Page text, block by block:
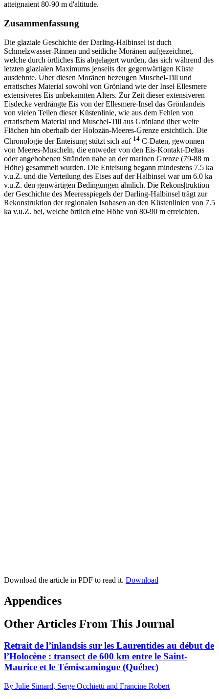
atteignaient 80-90 m d'altitude.
Zusammenfassung
Die glaziale Geschichte der Darling-Halbinsel ist duch
Schmelzwasser-Rinnen und seitliche Moränen aufgezeichnet,
welche durch örtliches Eis abgelagert wurden, das sich während des
letzten glazialen Maximums jenseits der gegenwärtigen Küste
ausdehnte. Über diesen Moränen bezeugen Muschel-Till und
erratisches Material sowohl von Grönland wie der Insel Ellesmere
extensiveres Eis unbekannten Alters. Zur Zeit dieser extensiveren
Eisdecke verdrängte Eis von der Ellesmere-Insel das Grönlandeis
von vielen Teilen dieser Küstenlinie, wie aus dem Fehlen von
erratischem Material und Muschel-Till aus Grönland über weite
Flächen hin oberhalb der Holozän-Meeres-Grenze ersichtlich. Die
Chronologie der Enteisung stützt sich auf 14 C-Daten, gewonnen
von Meeres-Muscheln, die entweder von den Eis-Kontakt-Deltas
oder angehobenen Stränden nahe an der marinen Grenze (79-88 m
Höhe) gesammelt wurden. Die Enteisung begann mindestens 7.5 ka
v.u.Z. und die Verteilung des Eises auf der Halbinsel war um 6.0 ka
v.u.Z. den genwärtigen Bedingungen ähnlich. Die Rekons|truktion
der Geschichte des Meeresspiegels der Darling-Halbinsel trägt zur
Rekonstruktion der regionalen Isobasen an den Küstenlinien von 7.5
ka v.u.Z. bei, welche örtlich eine Höhe von 80-90 m erreichten.
Download the article in PDF to read it. Download
Appendices
Other Articles From This Journal
Retrait de l’inlandsis sur les Laurentides au début de
l’Holocène : transect de 600 km entre le Saint-
Maurice et le Témiscamingue (Québec)
By Julie Simard, Serge Occhietti and Francine Robert